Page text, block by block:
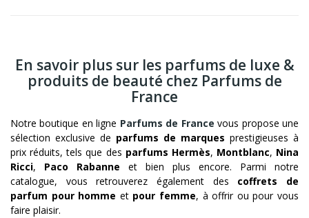
En savoir plus sur les parfums de luxe &
produits de beauté chez Parfums de
France
Notre boutique en ligne Parfums de France vous propose une
sélection exclusive de parfums de marques prestigieuses à
prix réduits, tels que des parfums Hermès, Montblanc, Nina
Ricci, Paco Rabanne et bien plus encore. Parmi notre
catalogue, vous retrouverez également des coffrets de
parfum pour homme et pour femme, à offrir ou pour vous
faire plaisir.